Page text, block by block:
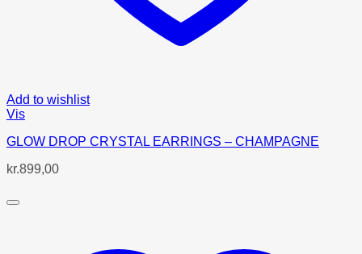
Add to wishlist
Vis
GLOW DROP CRYSTAL EARRINGS – CHAMPAGNE
kr.899,00